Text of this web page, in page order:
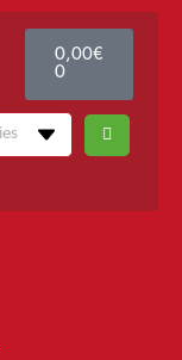
0,00€
0